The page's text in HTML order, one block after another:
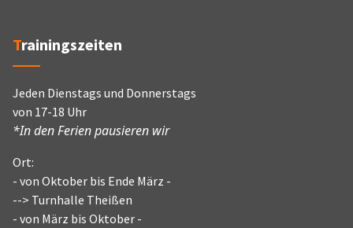
Trainingszeiten
Jeden Dienstags und Donnerstags
von 17-18 Uhr
*In den Ferien pausieren wir
Ort:
- von Oktober bis Ende März -
--> Turnhalle Theißen
- von März bis Oktober -